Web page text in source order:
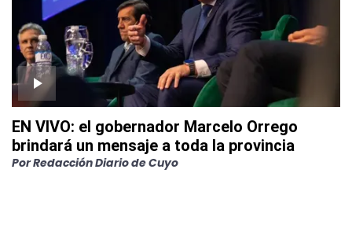
EN VIVO: el gobernador Marcelo Orrego
brindará un mensaje a toda la provincia
PorRedacción Diario de Cuyo